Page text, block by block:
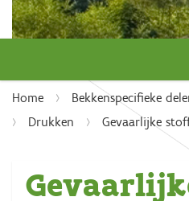
Geavanceerd zoeken...
Home Bekkenspecifieke
Drukken
Gevaarlijke